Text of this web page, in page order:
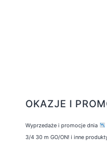
OKAZJE I
Wyprzedaże i promocje dnia
3/4 30 m GO/ON! i inne